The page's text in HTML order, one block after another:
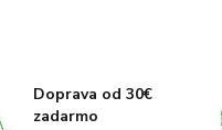
Doprava od 30€
zadarmo